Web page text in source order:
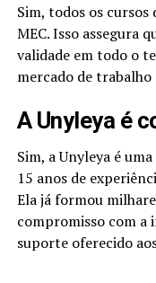
Sim, todos os cursos
MEC. Isso assegura
validade em todo o
mercado de
A Unyleya é
Sim, a Unyleya é
15 anos de
Ela já formou
compromisso com a
suporte oferecido